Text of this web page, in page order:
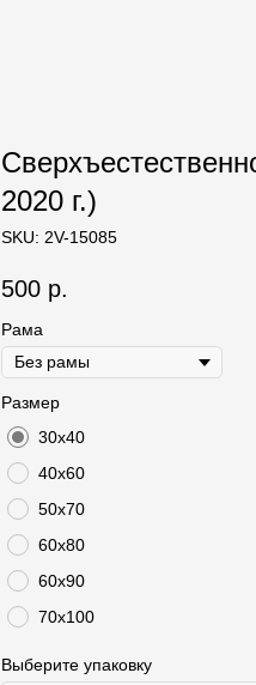
2020 г.)
SKU: 2V-15085
500 р.
Рама
Размер
30х40
40х60
50х70
60х80
60х90
70х100
Выберите упаковку